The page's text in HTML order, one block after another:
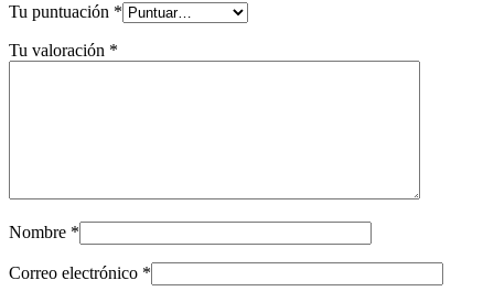
Tu puntuación *
Tu valoración *
Nombre *
Correo electrónico *